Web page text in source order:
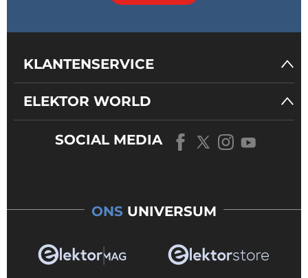
KLANTENSERVICE
ELEKTOR WORLD
SOCIAL MEDIA
ONS UNIVERSUM